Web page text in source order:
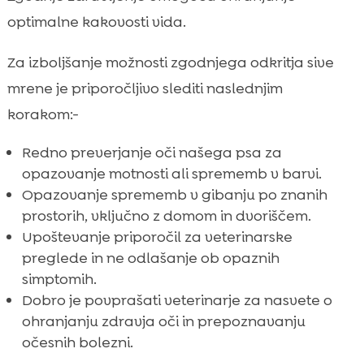
optimalne kakovosti vida.
Za izboljšanje možnosti zgodnjega odkritja sive
mrene je priporočljivo slediti naslednjim
korakom:-
Redno preverjanje oči našega psa za
opazovanje motnosti ali sprememb v barvi.
Opazovanje sprememb v gibanju po znanih
prostorih, vključno z domom in dvoriščem.
Upoštevanje priporočil za veterinarske
preglede in ne odlašanje ob opaznih
simptomih.
Dobro je povprašati veterinarje za nasvete o
ohranjanju zdravja oči in prepoznavanju
očesnih bolezni.